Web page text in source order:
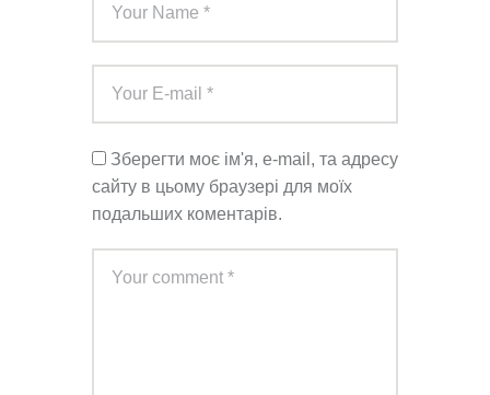
Зберегти моє ім'я, e-mail, та адресу
сайту в цьому браузері для моїх
подальших коментарів.